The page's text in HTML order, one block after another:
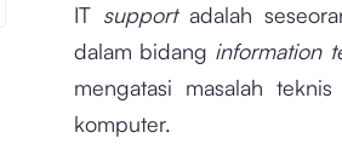
IT support adalah
dalam bidang information
mengatasi masalah
komputer.